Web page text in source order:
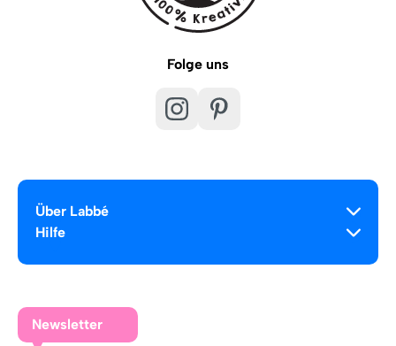
Folge uns
Über Labbé
Hilfe
Newsletter